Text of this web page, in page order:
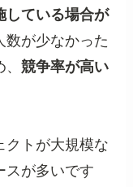
している場合が
数が少なかった
、競争率が高い
クトが大規模な
スが多いです